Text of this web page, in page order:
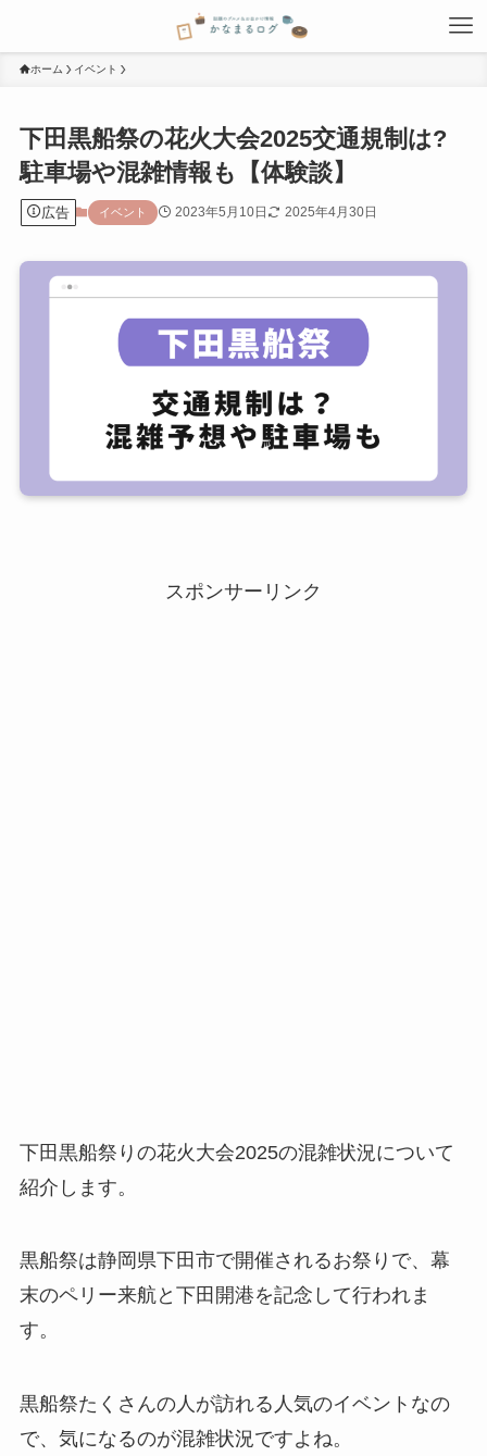
ホーム イベント
下田黒船祭の花火大会2025交通規制は?
駐車場や混雑情報も【体験談】
広告 イベント 2023年5月10日 2025年4月30日
スポンサーリンク
下田黒船祭りの花火大会2025の混雑状況について
紹介します。
黒船祭は静岡県下田市で開催されるお祭りで、幕
末のペリー来航と下田開港を記念して行われま
す。
黒船祭たくさんの人が訪れる人気のイベントなの
で、気になるのが混雑状況ですよね。